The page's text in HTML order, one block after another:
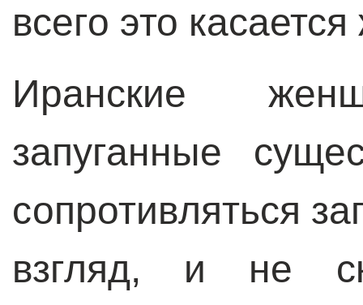
всего это
Иранские
запуганные
сопротивляться
взгляд, и не